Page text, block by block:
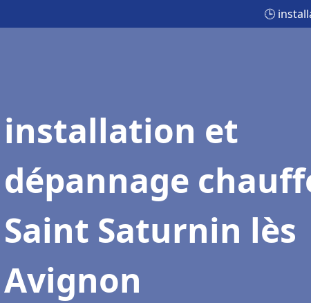
🕒
installation et
dépannage
Saint Saturnin lès
Avignon